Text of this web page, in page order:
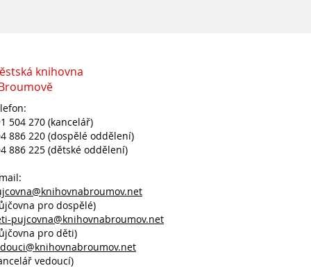
knihovna
504 270 (kancelář)
886 220 (dospělé oddělení)
886 225 (dětské oddělení)
pro dospělé)
pujcovna@knihovnabroumov.net
pro děti)
vedoucí)